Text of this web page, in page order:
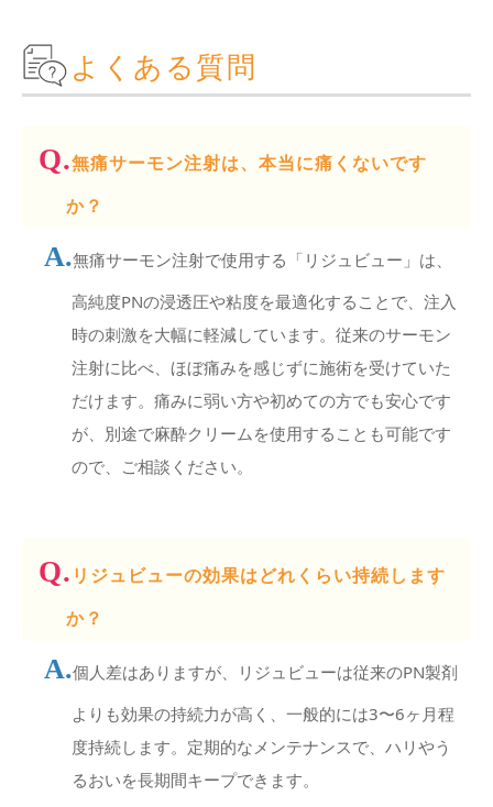
よくある質問
無痛サーモン注射は、本当に痛くないです
か？
無痛サーモン注射で使用する「リジュビュー」は、
高純度PNの浸透圧や粘度を最適化することで、注入
時の刺激を大幅に軽減しています。従来のサーモン
注射に比べ、ほぼ痛みを感じずに施術を受けていた
だけます。痛みに弱い方や初めての方でも安心です
が、別途で麻酔クリームを使用することも可能です
ので、ご相談ください。
リジュビューの効果はどれくらい持続します
か？
個人差はありますが、リジュビューは従来のPN製剤
よりも効果の持続力が高く、一般的には3〜6ヶ月程
度持続します。定期的なメンテナンスで、ハリやう
るおいを長期間キープできます。